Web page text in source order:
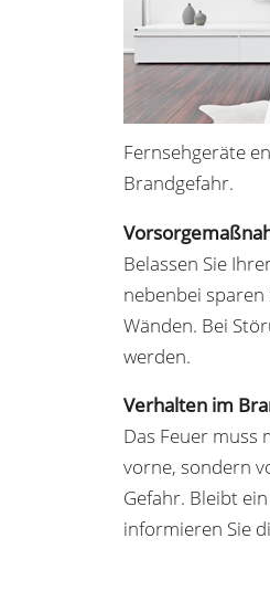
Fernsehgeräte
Brandgefahr.
Belassen Sie
nebenbei sparen
Wänden. Bei
werden.
Verhalten im
Das Feuer muss
vorne, sondern
Gefahr. Bleibt
informieren Sie